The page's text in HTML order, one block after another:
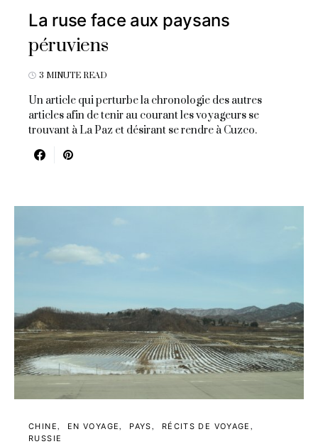
La ruse face aux paysans
péruviens
3 MINUTE READ
Un article qui perturbe la chronologie des autres
articles afin de tenir au courant les voyageurs se
trouvant à La Paz et désirant se rendre à Cuzco.
CHINE EN VOYAGE PAYS
RÉCITS DE VOYAGE
RUSSIE